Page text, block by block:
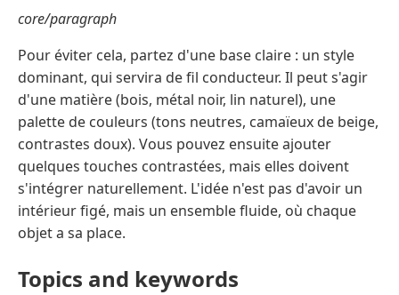
core/paragraph
Pour éviter cela, partez d'une base claire : un style
dominant, qui servira de fil conducteur. Il peut s'agir
d'une matière (bois, métal noir, lin naturel), une
palette de couleurs (tons neutres, camaïeux de beige,
contrastes doux). Vous pouvez ensuite ajouter
quelques touches contrastées, mais elles doivent
s'intégrer naturellement. L'idée n'est pas d'avoir un
intérieur figé, mais un ensemble fluide, où chaque
objet a sa place.
Topics and keywords